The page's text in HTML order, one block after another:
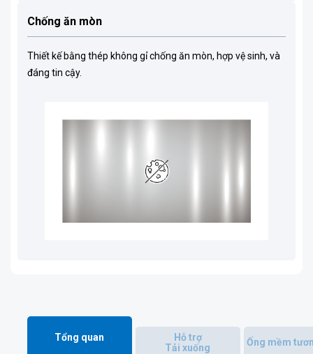
Chống ăn mòn
Thiết kế bằng thép không gỉ chống ăn mòn, hợp vệ sinh, và
đáng tin cậy.
Tổng quan
Hỗ trợ
Tải xuống
Ống mềm